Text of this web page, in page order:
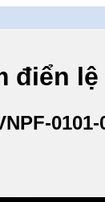
điển
0101-